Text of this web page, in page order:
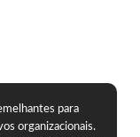
para
organizacionais.